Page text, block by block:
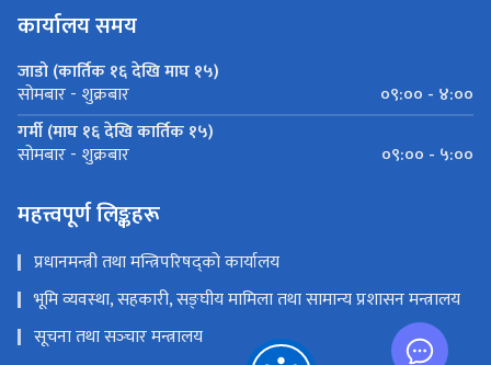
कार्यालय समय
जाडो (कार्तिक १६ देखि माघ १५)
सोमबार - शुक्रबार
०९:०० - ४:००
गर्मी (माघ १६ देखि कार्तिक १५)
सोमबार - शुक्रबार ०९:०० - ५:००
महत्त्वपूर्ण लिङ्कहरू
प्रधानमन्त्री तथा मन्त्रिपरिषद्को कार्यालय
भूमि व्यवस्था, सहकारी, सङ्‍घीय मामिला तथा सामान्य प्रशासन मन्त्रालय
सूचना तथा सञ्‍चार मन्त्रालय